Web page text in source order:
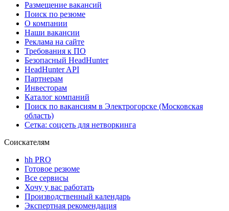
Размещение вакансий
Поиск по резюме
О компании
Наши вакансии
Реклама на сайте
Требования к ПО
Безопасный HeadHunter
HeadHunter API
Партнерам
Инвесторам
Каталог компаний
Поиск по вакансиям в Электрогорске (Московская
область)
Сетка: соцсеть для нетворкинга
Соискателям
hh PRO
Готовое резюме
Все сервисы
Хочу у вас работать
Производственный календарь
Экспертная рекомендация